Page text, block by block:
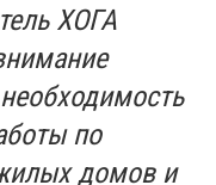
ХОГА
по
домов и